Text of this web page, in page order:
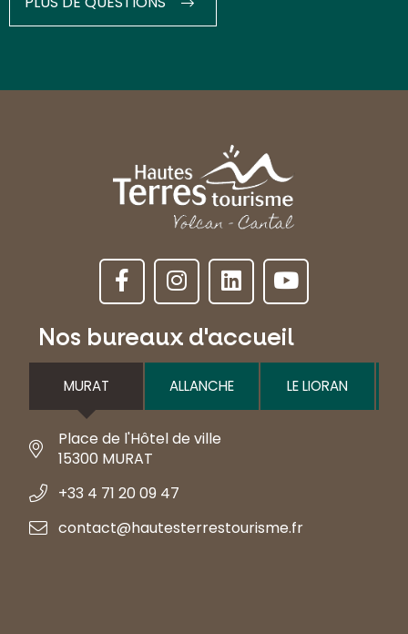
Nos bureaux d'accueil
MURAT ALLANCHE LE LIORAN
Place de l'Hôtel de ville
15300 MURAT
+33 4 71 20 09 47
contact@hautesterrestourisme.fr